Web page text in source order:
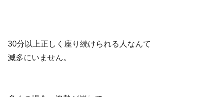
30分以上正しく座り続けられる人なんて
滅多にいません。